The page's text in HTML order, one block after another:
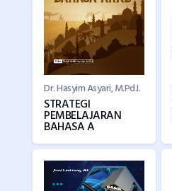
Dr. Hasyim Asyari, M.Pd.I.
STRATEGI
PEMBELAJARAN
BAHASA A